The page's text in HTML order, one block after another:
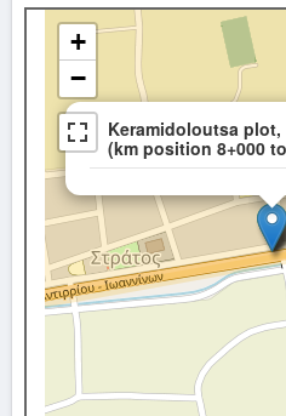
Keramidoloutsa
(km position 8+000
+
−